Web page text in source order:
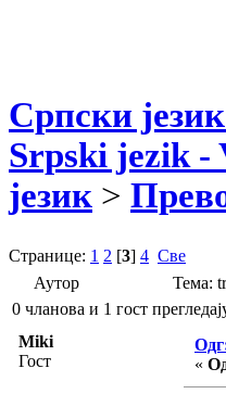
Српски
Srpski jezik -
језик >
Странице: 1 2 [3] 4 Све
Аутор
Тема:
0 чланова и 1 гост
Miki
Гост
«